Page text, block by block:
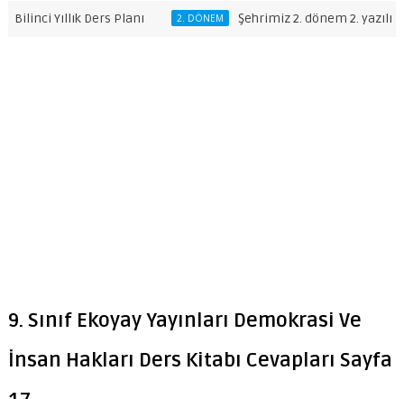
Yıllık Ders Planı 2. DÖNEM Şehrimiz 2. dönem 2. yazılı
9. Sınıf Ekoyay Yayınları Demokrasi Ve
İnsan Hakları Ders Kitabı Cevapları Sayfa